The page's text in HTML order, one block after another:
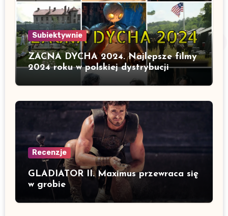
Subiektywnie
ZACNA DYCHA 2024. Najlepsze filmy
2024 roku w polskiej dystrybucji
Recenzje
GLADIATOR II. Maximus przewraca się
w grobie